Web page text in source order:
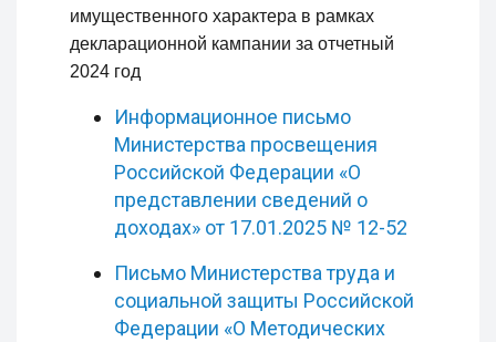
имущественного характера в рамках
декларационной кампании за отчетный
2024 год
Информационное письмо
Министерства просвещения
Российской Федерации «О
представлении сведений о
доходах» от 17.01.2025 № 12-52
Письмо Министерства труда и
социальной защиты Российской
Федерации «О Методических